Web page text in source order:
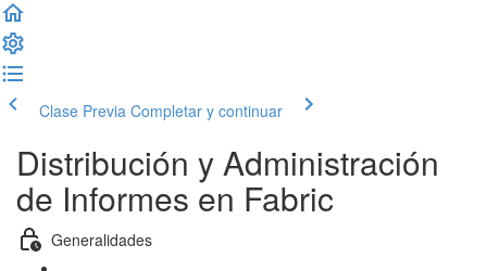
Clase Previa Completar y continuar
Distribución y Administración
de Informes en Fabric
Generalidades